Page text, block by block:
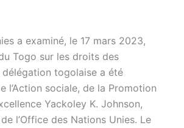
a examiné, le 17 mars 2023,
Togo sur les droits des
délégation togolaise a été
sociale, de la Promotion
Yackoley K. Johnson,
l’Office des Nations Unies. Le